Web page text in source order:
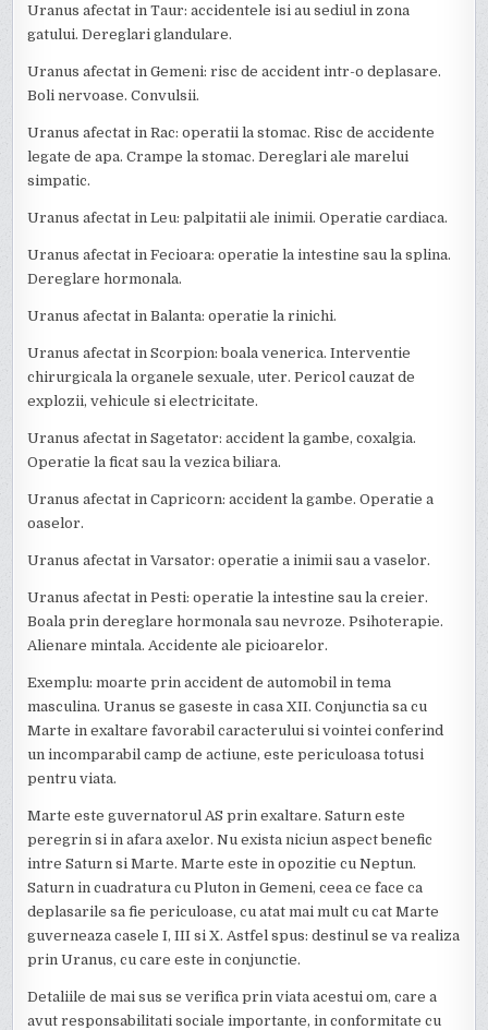
Uranus afectat in Taur: accidentele isi au sediul in zona
gatului. Dereglari glandulare.
Uranus afectat in Gemeni: risc de accident intr-o deplasare.
Boli nervoase. Convulsii.
Uranus afectat in Rac: operatii la stomac. Risc de accidente
legate de apa. Crampe la stomac. Dereglari ale marelui
simpatic.
Uranus afectat in Leu: palpitatii ale inimii. Operatie cardiaca.
Uranus afectat in Fecioara: operatie la intestine sau la splina.
Dereglare hormonala.
Uranus afectat in Balanta: operatie la rinichi.
Uranus afectat in Scorpion: boala venerica. Interventie
chirurgicala la organele sexuale, uter. Pericol cauzat de
explozii, vehicule si electricitate.
Uranus afectat in Sagetator: accident la gambe, coxalgia.
Operatie la ficat sau la vezica biliara.
Uranus afectat in Capricorn: accident la gambe. Operatie a
oaselor.
Uranus afectat in Varsator: operatie a inimii sau a vaselor.
Uranus afectat in Pesti: operatie la intestine sau la creier.
Boala prin dereglare hormonala sau nevroze. Psihoterapie.
Alienare mintala. Accidente ale picioarelor.
Exemplu: moarte prin accident de automobil in tema
masculina. Uranus se gaseste in casa XII. Conjunctia sa cu
Marte in exaltare favorabil caracterului si vointei conferind
un incomparabil camp de actiune, este periculoasa totusi
pentru viata.
Marte este guvernatorul AS prin exaltare. Saturn este
peregrin si in afara axelor. Nu exista niciun aspect benefic
intre Saturn si Marte. Marte este in opozitie cu Neptun.
Saturn in cuadratura cu Pluton in Gemeni, ceea ce face ca
deplasarile sa fie periculoase, cu atat mai mult cu cat Marte
guverneaza casele I, III si X. Astfel spus: destinul se va realiza
prin Uranus, cu care este in conjunctie.
Detaliile de mai sus se verifica prin viata acestui om, care a
avut responsabilitati sociale importante, in conformitate cu